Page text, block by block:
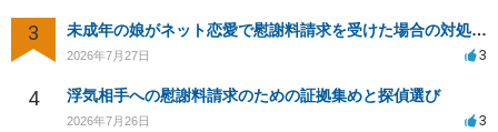
3 未成年の娘がネット恋愛で慰謝料請求を受けた場合の対処法は？
2026年7月27日 3
4 浮気相手への慰謝料請求のための証拠集めと探偵選び
2026年7月26日 3